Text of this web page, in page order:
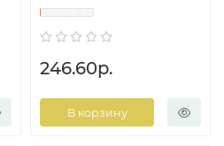
246.60р.
В корзину